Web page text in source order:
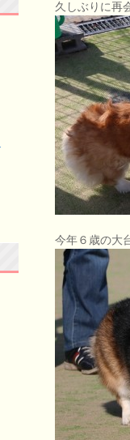
久しぶりに再
今年６歳の大